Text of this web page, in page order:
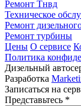
Ремонт Тнвд
Техническое
Ремонт
Ремонт турбины
Цены О сервисе
Политика
Дизельный
Разработка
Записаться на
Представьтесь *